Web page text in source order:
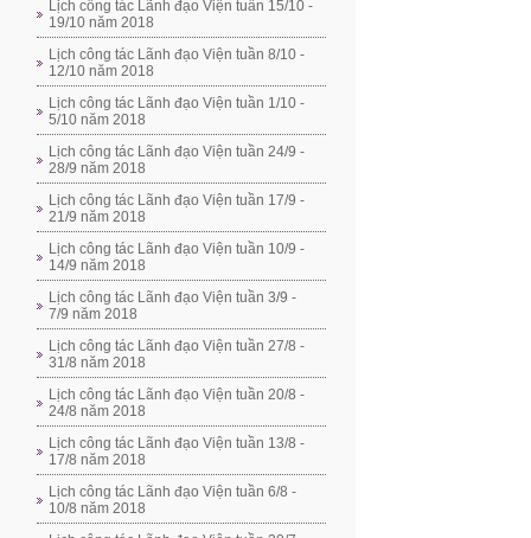
Lịch công tác Lãnh đạo Viện tuần 15/10 -
19/10 năm 2018
Lịch công tác Lãnh đạo Viện tuần 8/10 -
12/10 năm 2018
Lịch công tác Lãnh đạo Viện tuần 1/10 -
5/10 năm 2018
Lịch công tác Lãnh đạo Viện tuần 24/9 -
28/9 năm 2018
Lịch công tác Lãnh đạo Viện tuần 17/9 -
21/9 năm 2018
Lịch công tác Lãnh đạo Viện tuần 10/9 -
14/9 năm 2018
Lịch công tác Lãnh đạo Viện tuần 3/9 -
7/9 năm 2018
Lịch công tác Lãnh đạo Viện tuần 27/8 -
31/8 năm 2018
Lịch công tác Lãnh đạo Viện tuần 20/8 -
24/8 năm 2018
Lịch công tác Lãnh đạo Viện tuần 13/8 -
17/8 năm 2018
Lịch công tác Lãnh đạo Viện tuần 6/8 -
10/8 năm 2018